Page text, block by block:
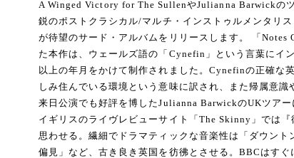
A Winged Victory for The SullenやJulianna Barwickの
鋭のポストクラシカル/マルチ・インストゥルメンタリ
が待望のサード・アルバムをリリースします。 「
た本作は、ウェールズ語の「Cynefin」という言葉にイ
以上の年月をかけて制作されました。Cynefinの正確な
しみ住んでいる環境という意味に訳され、また帰属意識
来日公演でも好評を博したJulianna BarwickのUKツアー
イギリスのライヴレビューサイト「The Skinny」では
思わせる。繊細でドラマティックな音楽性は「ダウント
偏見」など、古き良き英国を彷彿とさせる。BBCはすぐ